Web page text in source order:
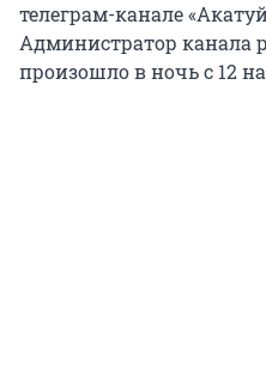
телеграм-канале
Администратор канала
произошло в ночь с 12